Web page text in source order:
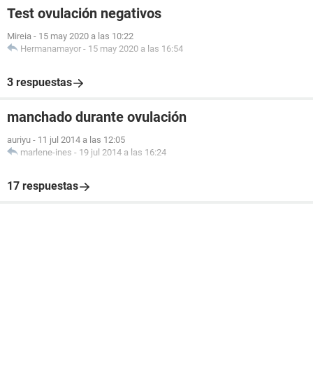
Test ovulación negativos
Mireia - 15 may 2020 a las 10:22
Hermanamayor - 15 may 2020 a las 16:54
3 respuestas
manchado durante ovulación
auriyu - 11 jul 2014 a las 12:05
marlene-ines - 19 jul 2014 a las 16:24
17 respuestas